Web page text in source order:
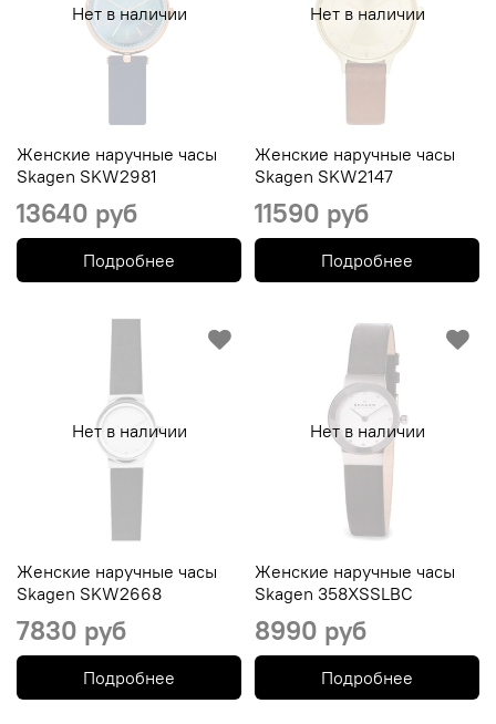
Нет в наличии
Женские наручные часы
Skagen SKW2981
13640 руб
Подробнее
Нет в наличии
Женские наручные часы
Skagen SKW2147
11590 руб
Подробнее
Нет в наличии
Женские наручные часы
Skagen SKW2668
7830 руб
Подробнее
Нет в наличии
Женские наручные часы
Skagen 358XSSLBC
8990 руб
Подробнее